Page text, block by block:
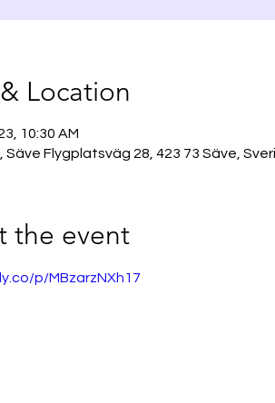
Location
10:30 AM
Säve Flygplatsväg 28, 423 73 Säve,
the event
p/MBzarzNXh17